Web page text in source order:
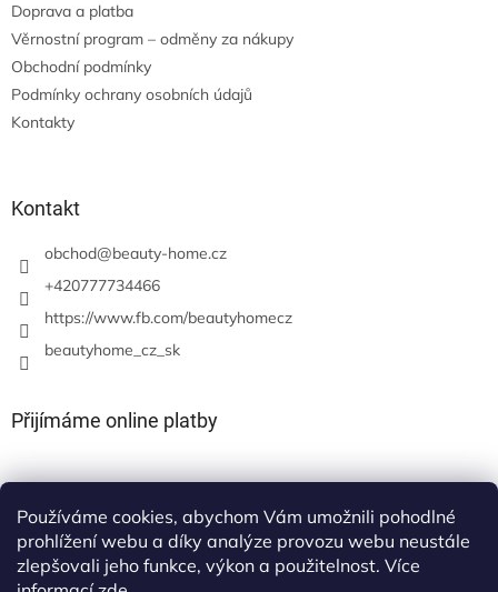
Používáme cookies, abychom Vám umožnili pohodlné
prohlížení webu a díky analýze provozu webu neustále
zlepšovali jeho funkce, výkon a použitelnost. Více
Doprava a platba
Věrnostní program – odměny za nákupy
Obchodní podmínky
Podmínky ochrany osobních údajů
Kontakty
Kontakt
obchod@beauty-home.cz
+420777734466
https://www.fb.com/beautyhomecz
beautyhome_cz_sk
Přijímáme online platby